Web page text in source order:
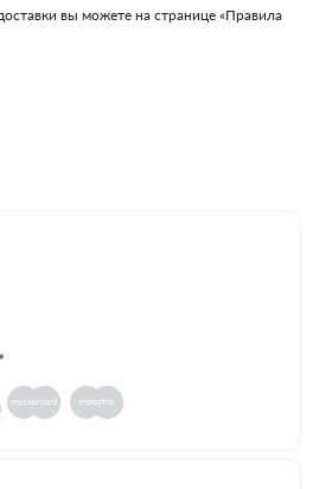
вы можете на странице «Правила